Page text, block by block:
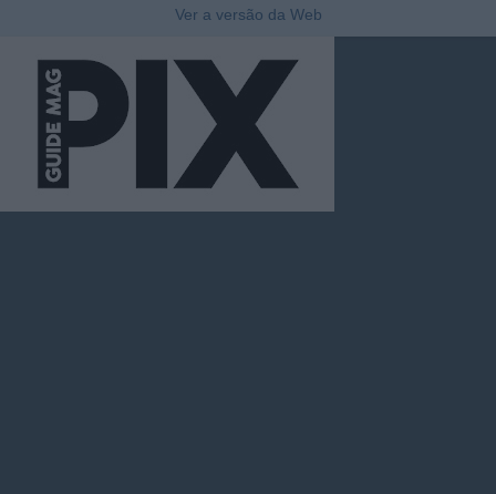
Ver a versão da Web